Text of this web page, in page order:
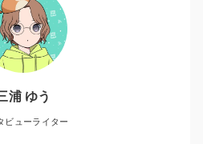
浦 ゆう
ビューライター